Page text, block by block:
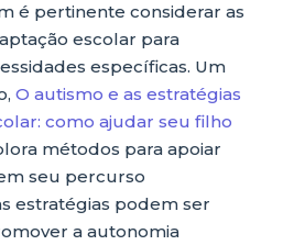
é pertinente considerar as
escolar para
específicas. Um
O autismo e as estratégias
como ajudar seu filho
métodos para apoiar
seu percurso
estratégias podem ser
a autonomia